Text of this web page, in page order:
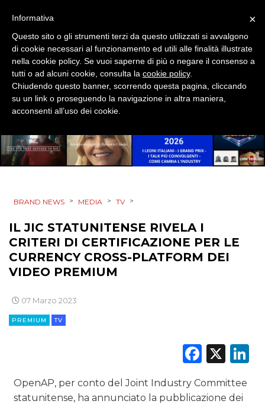
EVENTI
MOBILE
PROMOZIONI
PUNTI VENDITA
CINEMA
DIGITALE
EDITORIA
RADIO / AUDIO
BRAND NEWS > MEDIA > TV >
IL JIC STATUNITENSE RIVELA I
CRITERI DI CERTIFICAZIONE PER LE
CURRENCY CROSS-PLATFORM DEI
VIDEO PREMIUM
07 Marzo 2023
PREMIUM TV
X
OpenAP, per conto del Joint Industry Committee
statunitense, ha annunciato la pubblicazione dei
×
Informativa
Questo sito o gli strumenti terzi da questo utilizzati si avvalgono
di cookie necessari al funzionamento ed utili alle finalità illustrate
nella cookie policy. Se vuoi saperne di più o negare il consenso a
tutti o ad alcuni cookie, consulta la cookie policy.
Chiudendo questo banner, scorrendo questa pagina, cliccando
su un link o proseguendo la navigazione in altra maniera,
acconsenti all’uso dei cookie.